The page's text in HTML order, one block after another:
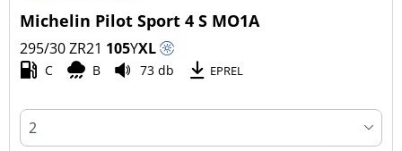
Michelin Pilot Sport 4 S MO1A
295/30 ZR21 105YXL
C B 73 db EPREL